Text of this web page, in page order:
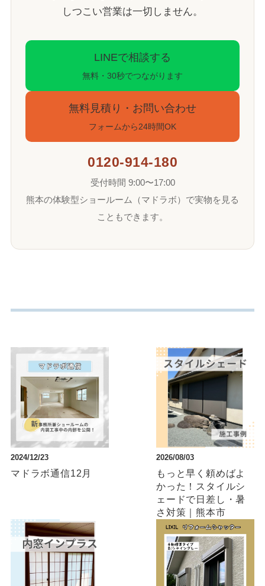
しつこい営業は一切しません。
LINEで相談する
無料・30秒でつながります
無料見積り・お問い合わせ
フォームから24時間OK
0120-914-180
受付時間 9:00〜17:00
熊本の体験型ショールーム（マドラボ）で実物を見る
こともできます。
2024/12/23
マドラボ通信12月
2026/08/03
もっと早く頼めばよ
かった！スタイルシ
ェードで日差し・暑
さ対策｜熊本市